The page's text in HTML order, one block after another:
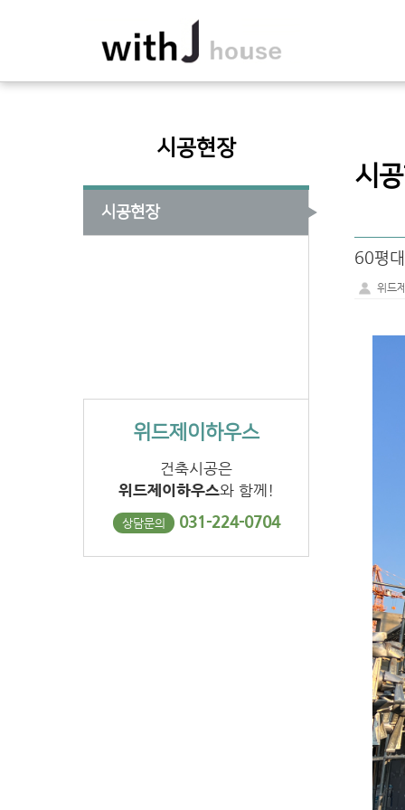
시공현장
시공현장
위드제이하우스
건축시공은
위드제이하우스와 함께!
상담문의 031-224-0704
시
60평
위드